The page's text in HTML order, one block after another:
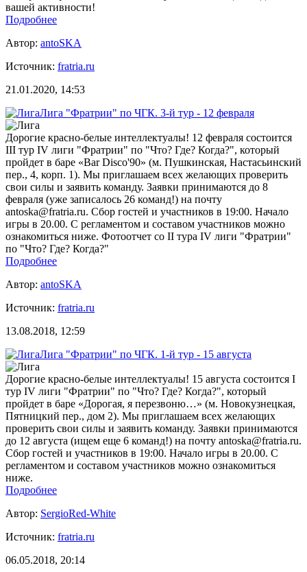
вашей активности!
Подробнее
Автор: antoSKA
Источник: fratria.ru
21.01.2020, 14:53
Лига "Фратрии" по ЧГК. 3-й тур - 12 февраля
Дорогие красно-белые интеллектуалы! 12 февраля состоится
III тур IV лиги "Фратрии" по "Что? Где? Когда?", который
пройдет в баре «Bar Disco'90» (м. Пушкинская, Настасьинский
пер., 4, корп. 1). Мы приглашаем всех желающих проверить
свои силы и заявить команду. Заявки принимаются до 8
февраля (уже записалось 26 команд!) на почту
antoska@fratria.ru. Сбор гостей и участников в 19:00. Начало
игры в 20.00. С регламентом и составом участников можно
ознакомиться ниже. Фотоотчет со II тура IV лиги "Фратрии"
по "Что? Где? Когда?"
Подробнее
Автор: antoSKA
Источник: fratria.ru
13.08.2018, 12:59
Лига "Фратрии" по ЧГК. 1-й тур - 15 августа
Дорогие красно-белые интеллектуалы! 15 августа состоится I
тур IV лиги "Фратрии" по "Что? Где? Когда?", который
пройдет в баре «Дорогая, я перезвоню…» (м. Новокузнецкая,
Пятницкий пер., дом 2). Мы приглашаем всех желающих
проверить свои силы и заявить команду. Заявки принимаются
до 12 августа (ищем еще 6 команд!) на почту antoska@fratria.ru.
Сбор гостей и участников в 19:00. Начало игры в 20.00. С
регламентом и составом участников можно ознакомиться
ниже.
Подробнее
Автор: SergioRed-White
Источник: fratria.ru
06.05.2018, 20:14